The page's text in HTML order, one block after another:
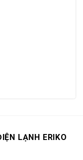
LẠNH ERIKO